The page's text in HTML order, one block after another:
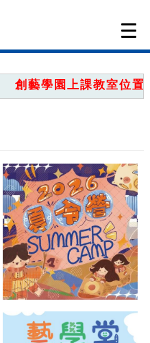
創藝學園上課教室位置圖